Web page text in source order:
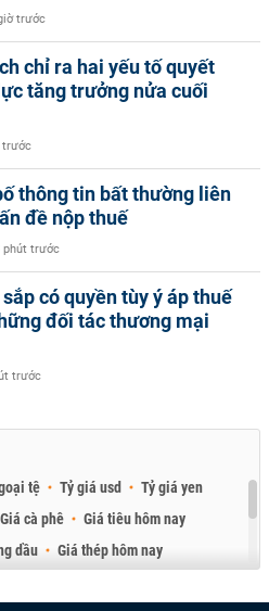
trước
chỉ ra hai yếu tố quyết
tăng trưởng nửa cuối
trước
thông tin bất thường liên
đề nộp thuế
phút trước
có quyền tùy ý áp thuế
đối tác thương mại
trước
tệ Tỷ giá usd
Tỷ giá yen
Giá cà phê
Giá tiêu hôm nay
dầu
Giá thép hôm nay